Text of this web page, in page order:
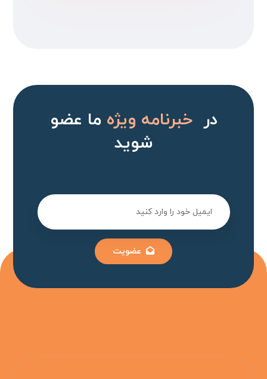
درخبرنامه ویژهما عضو
شوید
عضویت